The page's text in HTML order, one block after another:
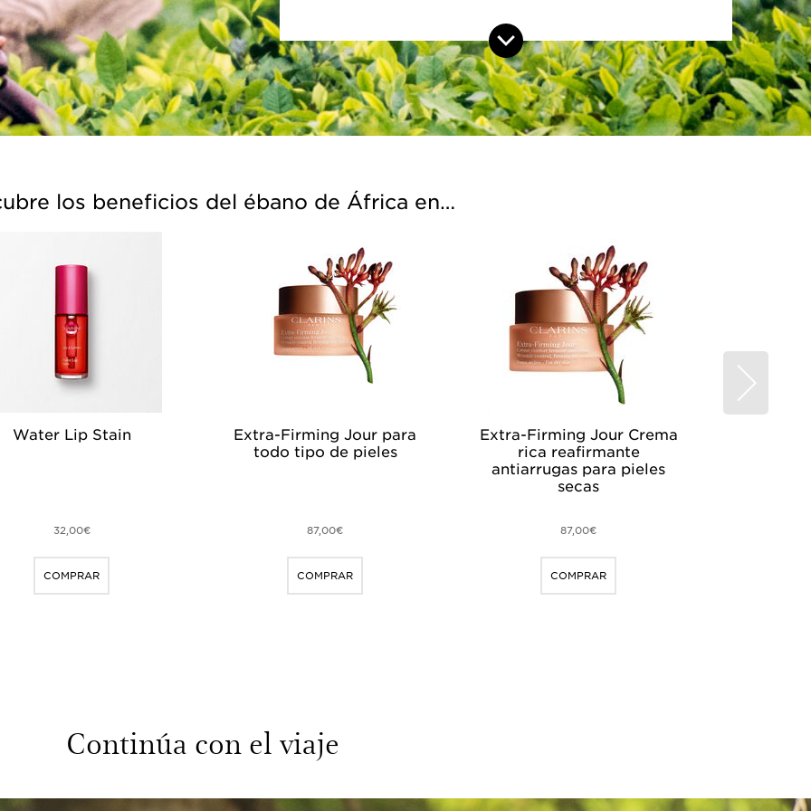
los beneficios del ébano de África en…
Water Lip Stain
32,00€
COMPRAR
Extra-Firming Jour para
todo tipo de pieles
87,00€
COMPRAR
Extra-Firming Jour Crema
rica reafirmante
antiarrugas para pieles
secas
87,00€
COMPRAR
Continúa con el viaje